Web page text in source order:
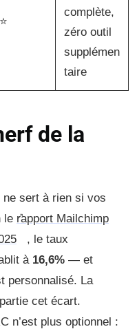
complète,
zéro outil
supplémen
taire
de la
ne sert à rien si vos
le rapport Mailchimp
, le taux
à 16,6% — et
personnalisé. La
cet écart.
n’est plus optionnel :